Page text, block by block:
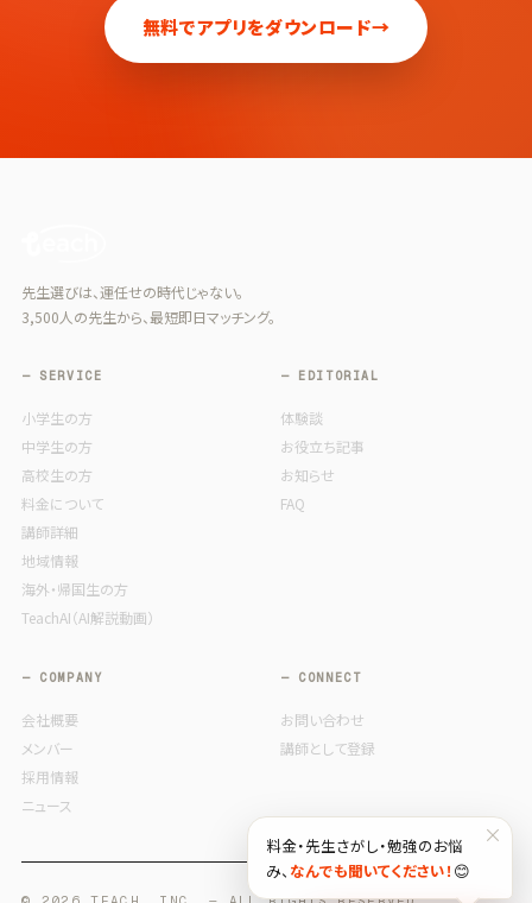
無料でアプリをダウンロード→
先生選びは、運任せの時代じゃない。
3,500人の先生から、最短即日マッチング。
— SERVICE
小学生の方
中学生の方
高校生の方
料金について
講師詳細
地域情報
海外・帰国生の方
TeachAI（AI解説動画）
— EDITORIAL
体験談
お役立ち記事
お知らせ
FAQ
— COMPANY
会社概要
メンバー
採用情報
ニュース
— CONNECT
お問い合わせ
講師として登録
×
料金・先生さがし・勉強のお悩
み、 なんでも聞いてください！ 😊